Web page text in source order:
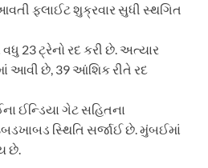
ફ્લાઈટ શુક્રવાર સુધી સ્થગિત
23 ટ્રેનો રદ કરી છે. અત્યાર
આવી છે, 39 આંશિક રીતે રદ
ઈન્ડિયા ગેટ સહિતના
ઉબડખાબડ સ્થિતિ સર્જાઈ છે. મુંબઈમાં
છે.